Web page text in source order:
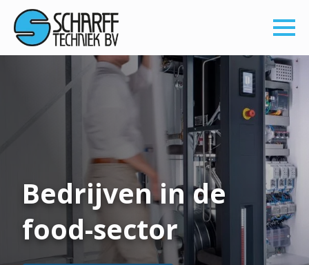
Bedrijven in de
food-sector